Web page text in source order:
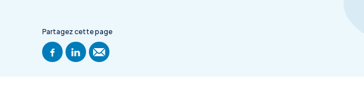
Partagez cette page